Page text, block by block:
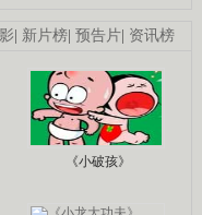
新片榜 预告片 资讯榜
《小破孩》